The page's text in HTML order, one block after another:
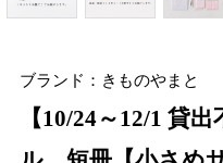
ブランド：きものやまと
【10/24～12/1 貸